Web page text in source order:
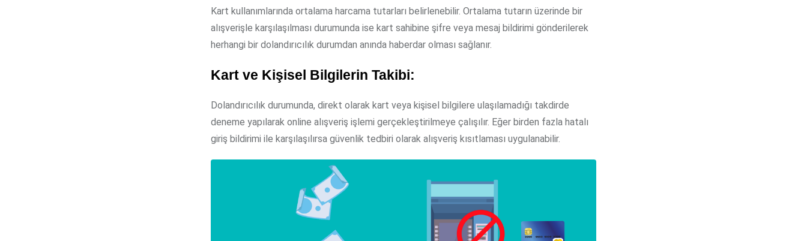
Kart kullanımlarında ortalama harcama tutarları belirlenebilir. Ortalama tutarın üzerinde bir
alışverişle karşılaşılması durumunda ise kart sahibine şifre veya mesaj bildirimi gönderilerek
herhangi bir dolandırıcılık durumdan anında haberdar olması sağlanır.
Kart ve Kişisel Bilgilerin Takibi:
Dolandırıcılık durumunda, direkt olarak kart veya kişisel bilgilere ulaşılamadığı takdirde
deneme yapılarak online alışveriş işlemi gerçekleştirilmeye çalışılır. Eğer birden fazla hatalı
giriş bildirimi ile karşılaşılırsa güvenlik tedbiri olarak alışveriş kısıtlaması uygulanabilir.